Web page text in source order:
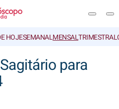
HOJESEMANALMENSALTRIMESTRAL
para